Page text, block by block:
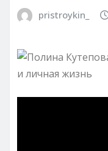
pristroykin_